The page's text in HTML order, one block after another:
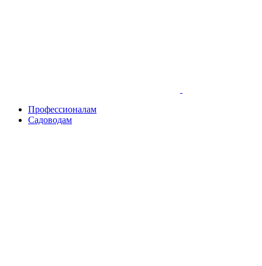
Профессионалам
Садоводам